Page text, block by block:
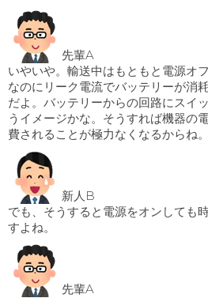
先輩A
いやいや。輸送中はもともと電源オ
なのにリーク電流でバッテリーが消
だよ。バッテリーからの回路にスイ
うイメージかな。そうすれば機器の
費されることが極力なくなるからね。
新人B
でも、そうすると電源をオンしても
すよね。
先輩A